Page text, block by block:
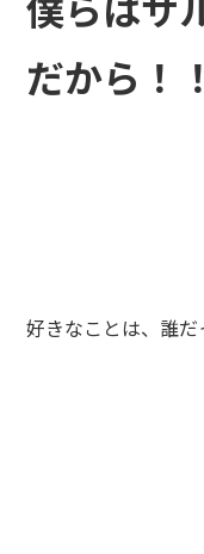
だから！！
好きなことは、誰だ